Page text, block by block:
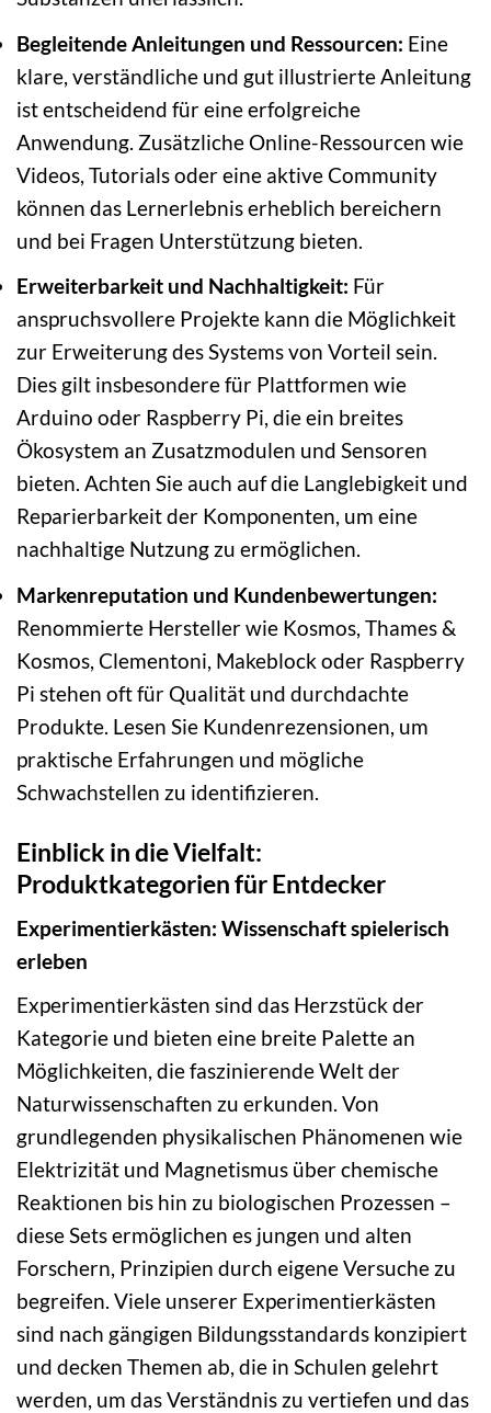
Begleitende Anleitungen und Ressourcen: Eine
klare, verständliche und gut illustrierte Anleitung
ist entscheidend für eine erfolgreiche
Anwendung. Zusätzliche Online-Ressourcen wie
Videos, Tutorials oder eine aktive Community
können das Lernerlebnis erheblich bereichern
und bei Fragen Unterstützung bieten.
Erweiterbarkeit und Nachhaltigkeit: Für
anspruchsvollere Projekte kann die Möglichkeit
zur Erweiterung des Systems von Vorteil sein.
Dies gilt insbesondere für Plattformen wie
Arduino oder Raspberry Pi, die ein breites
Ökosystem an Zusatzmodulen und Sensoren
bieten. Achten Sie auch auf die Langlebigkeit und
Reparierbarkeit der Komponenten, um eine
nachhaltige Nutzung zu ermöglichen.
Markenreputation und Kundenbewertungen:
Renommierte Hersteller wie Kosmos, Thames &
Kosmos, Clementoni, Makeblock oder Raspberry
Pi stehen oft für Qualität und durchdachte
Produkte. Lesen Sie Kundenrezensionen, um
praktische Erfahrungen und mögliche
Schwachstellen zu identifizieren.
Einblick in die Vielfalt:
Produktkategorien für Entdecker
Experimentierkästen: Wissenschaft spielerisch
erleben
Experimentierkästen sind das Herzstück der
Kategorie und bieten eine breite Palette an
Möglichkeiten, die faszinierende Welt der
Naturwissenschaften zu erkunden. Von
grundlegenden physikalischen Phänomenen wie
Elektrizität und Magnetismus über chemische
Reaktionen bis hin zu biologischen Prozessen –
diese Sets ermöglichen es jungen und alten
Forschern, Prinzipien durch eigene Versuche zu
begreifen. Viele unserer Experimentierkästen
sind nach gängigen Bildungsstandards konzipiert
und decken Themen ab, die in Schulen gelehrt
werden, um das Verständnis zu vertiefen und das